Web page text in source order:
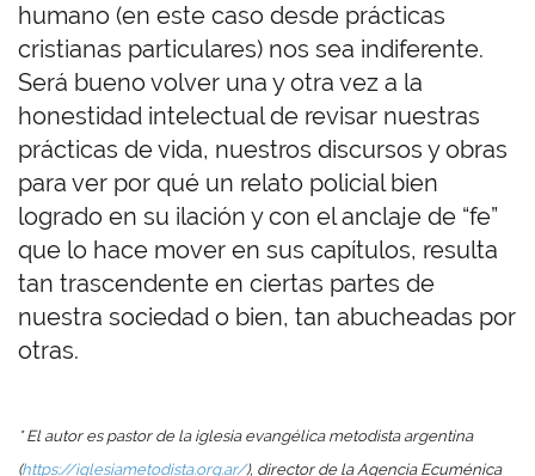
humano (en este caso desde prácticas
cristianas particulares) nos sea indiferente.
Será bueno volver una y otra vez a la
honestidad intelectual de revisar nuestras
prácticas de vida, nuestros discursos y obras
para ver por qué un relato policial bien
logrado en su ilación y con el anclaje de “fe”
que lo hace mover en sus capítulos, resulta
tan trascendente en ciertas partes de
nuestra sociedad o bien, tan abucheadas por
otras.
* El autor es pastor de la iglesia evangélica metodista argentina
(https://iglesiametodista.org.ar/), director de la Agencia Ecuménica